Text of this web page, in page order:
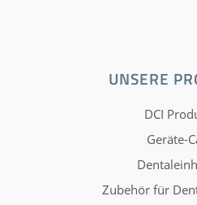
UNSERE
DCI
Geräte-
Zubehör für